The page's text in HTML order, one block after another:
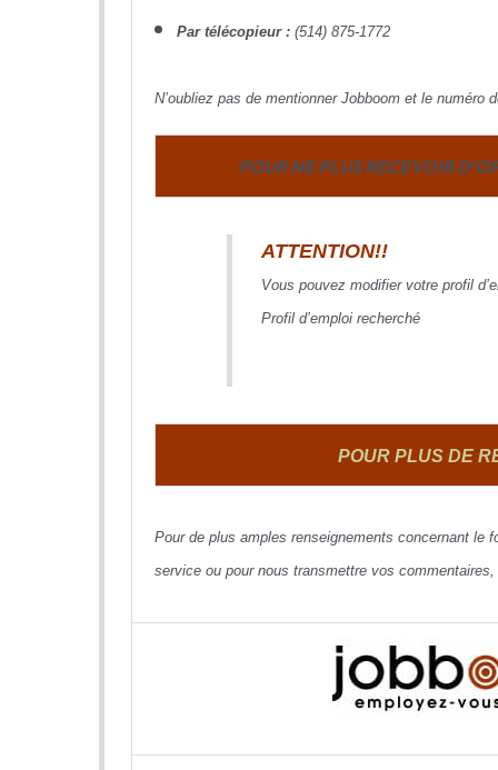
Par télécopieur :(514) 875-1772
N’oubliez pas de mentionner Jobboom et le numéro
POUR NE PLUS RECEVOIR
ATTENTION!!
Vous pouvez modifier votre profil
Profil d’emploi recherché
POUR PLUS DE
Pour de plus amples renseignements concernant le
service ou pour nous transmettre vos